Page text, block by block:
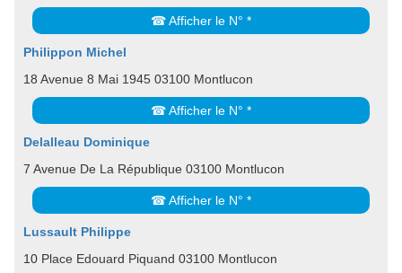
☎ Afficher le N° *
Philippon Michel
18 Avenue 8 Mai 1945 03100 Montlucon
☎ Afficher le N° *
Delalleau Dominique
7 Avenue De La République 03100 Montlucon
☎ Afficher le N° *
Lussault Philippe
10 Place Edouard Piquand 03100 Montlucon